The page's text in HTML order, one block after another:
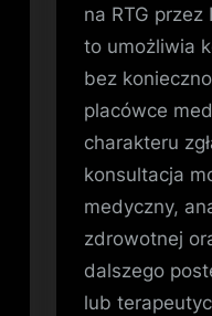
na RTG
to umożliwia
bez
placówce
charakteru
konsultacja
medyczny,
zdrowotnej
dalszego
lub